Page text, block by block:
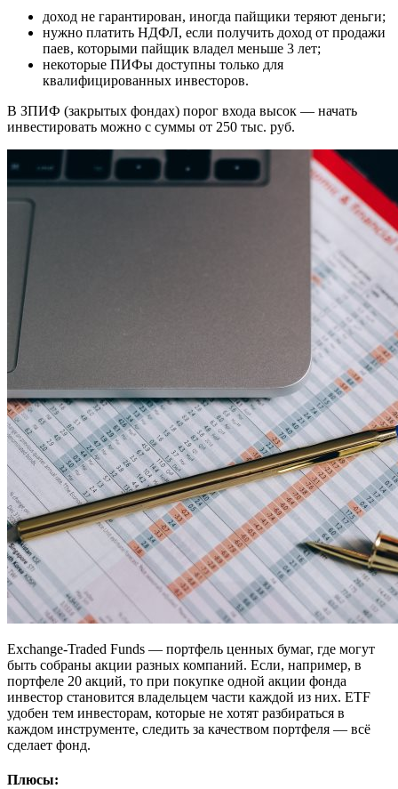
доход не гарантирован, иногда пайщики теряют деньги;
нужно платить НДФЛ, если получить доход от продажи
паев, которыми пайщик владел меньше 3 лет;
некоторые ПИФы доступны только для
квалифицированных инвесторов.
В ЗПИФ (закрытых фондах) порог входа высок — начать
инвестировать можно с суммы от 250 тыс. руб.
Exchange-Traded Funds — портфель ценных бумаг, где могут
быть собраны акции разных компаний. Если, например, в
портфеле 20 акций, то при покупке одной акции фонда
инвестор становится владельцем части каждой из них. ETF
удобен тем инвесторам, которые не хотят разбираться в
каждом инструменте, следить за качеством портфеля — всё
сделает фонд.
Плюсы: